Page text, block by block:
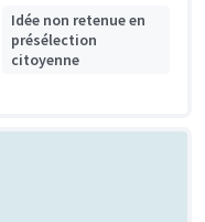
Idée non retenue en
présélection
citoyenne